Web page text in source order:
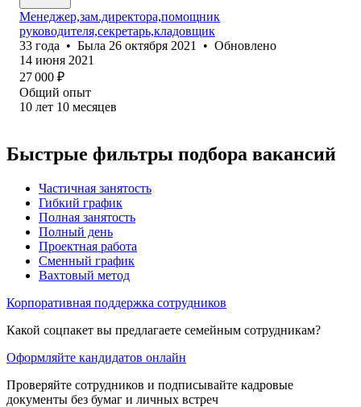
Менеджер,зам.директора,помощник
руководителя,секретарь,кладовщик
33 года • Была 26 октября 2021 • Обновлено
14 июня 2021
27 000 ₽
Общий опыт
10 лет 10 месяцев
Быстрые фильтры подбора вакансий
Частичная занятость
Гибкий график
Полная занятость
Полный день
Проектная работа
Сменный график
Вахтовый метод
Корпоративная поддержка сотрудников
Какой соцпакет вы предлагаете семейным сотрудникам?
Оформляйте кандидатов онлайн
Проверяйте сотрудников и подписывайте кадровые
документы без бумаг и личных встреч